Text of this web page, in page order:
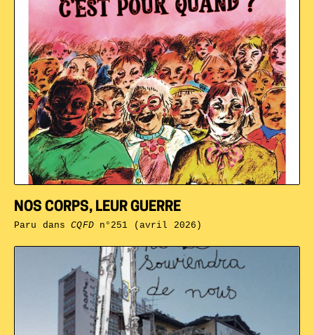
NOS CORPS, LEUR GUERRE
Paru dansCQFDn°251 (avril 2026)